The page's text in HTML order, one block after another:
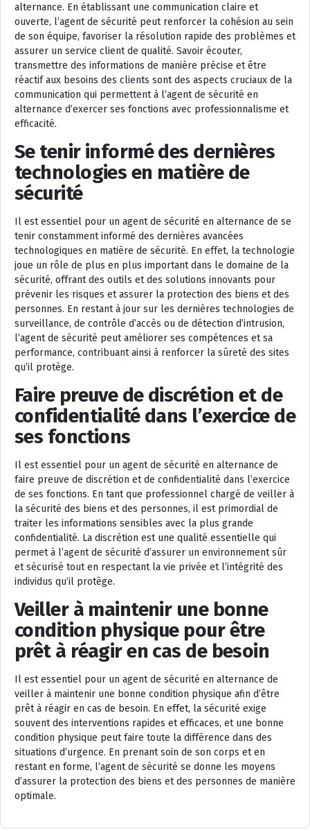
alternance. En établissant une communication claire et
ouverte, l’agent de sécurité peut renforcer la cohésion au sein
de son équipe, favoriser la résolution rapide des problèmes et
assurer un service client de qualité. Savoir écouter,
transmettre des informations de manière précise et être
réactif aux besoins des clients sont des aspects cruciaux de la
communication qui permettent à l’agent de sécurité en
alternance d’exercer ses fonctions avec professionnalisme et
efficacité.
Se tenir informé des dernières
technologies en matière de
sécurité
Il est essentiel pour un agent de sécurité en alternance de se
tenir constamment informé des dernières avancées
technologiques en matière de sécurité. En effet, la technologie
joue un rôle de plus en plus important dans le domaine de la
sécurité, offrant des outils et des solutions innovants pour
prévenir les risques et assurer la protection des biens et des
personnes. En restant à jour sur les dernières technologies de
surveillance, de contrôle d’accès ou de détection d’intrusion,
l’agent de sécurité peut améliorer ses compétences et sa
performance, contribuant ainsi à renforcer la sûreté des sites
qu’il protège.
Faire preuve de discrétion et de
confidentialité dans l’exercice de
ses fonctions
Il est essentiel pour un agent de sécurité en alternance de
faire preuve de discrétion et de confidentialité dans l’exercice
de ses fonctions. En tant que professionnel chargé de veiller à
la sécurité des biens et des personnes, il est primordial de
traiter les informations sensibles avec la plus grande
confidentialité. La discrétion est une qualité essentielle qui
permet à l’agent de sécurité d’assurer un environnement sûr
et sécurisé tout en respectant la vie privée et l’intégrité des
individus qu’il protège.
Veiller à maintenir une bonne
condition physique pour être
prêt à réagir en cas de besoin
Il est essentiel pour un agent de sécurité en alternance de
veiller à maintenir une bonne condition physique afin d’être
prêt à réagir en cas de besoin. En effet, la sécurité exige
souvent des interventions rapides et efficaces, et une bonne
condition physique peut faire toute la différence dans des
situations d’urgence. En prenant soin de son corps et en
restant en forme, l’agent de sécurité se donne les moyens
d’assurer la protection des biens et des personnes de manière
optimale.